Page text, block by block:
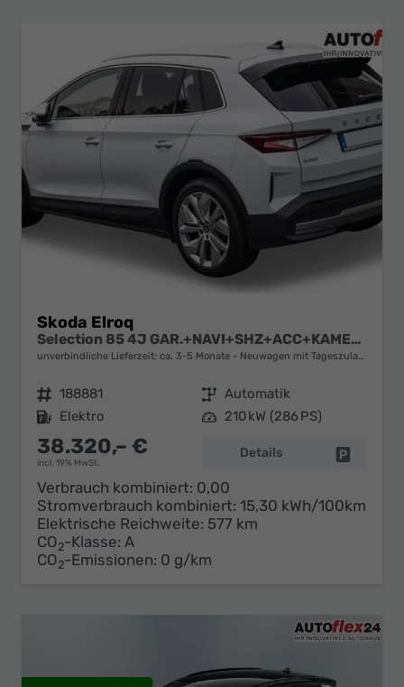
Skoda Elroq
Selection 85 4J GAR.+NAVI+SHZ+ACC+KAMERA+19" ALU+SMARTLINK+KLIMA+LED
unverbindliche Lieferzeit: ca. 3-5 Monate Neuwagen mit Tageszulassung
Fahrzeugnr. 188881 Getriebe Automatik
Kraftstoff Elektro Leistung 210 kW (286 PS)
38.320,– €
incl. 19% MwSt.
Details
Verbrauch kombiniert: 0,00
Stromverbrauch kombiniert: 15,30 kWh/100km
Elektrische Reichweite: 577 km
CO2-Klasse: A
CO2-Emissionen: 0 g/km